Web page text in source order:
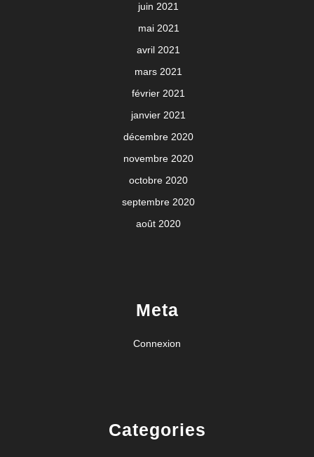
juin 2021
mai 2021
avril 2021
mars 2021
février 2021
janvier 2021
décembre 2020
novembre 2020
octobre 2020
septembre 2020
août 2020
Meta
Connexion
Categories